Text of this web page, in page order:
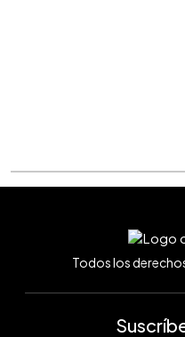
Todos los